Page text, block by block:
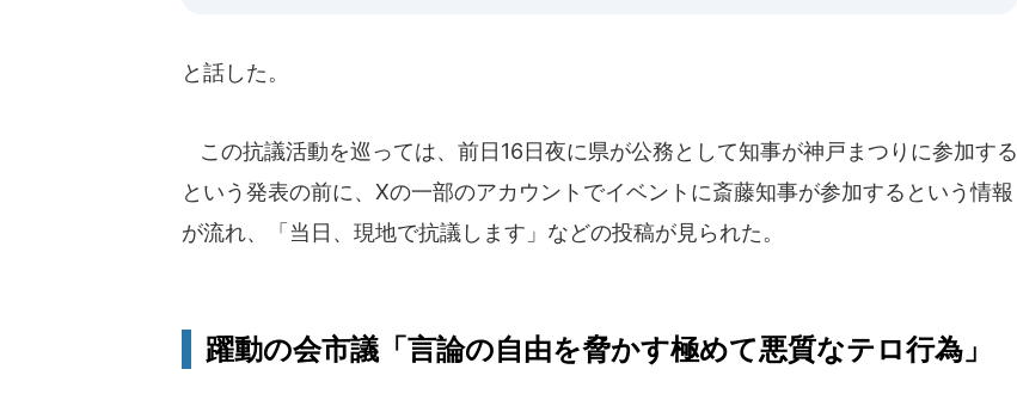
と話した。
この抗議活動を巡っては、前日16日夜に県が公務として知事が神戸まつりに参加する
という発表の前に、Xの一部のアカウントでイベントに斎藤知事が参加するという情報
が流れ、「当日、現地で抗議します」などの投稿が見られた。
躍動の会市議「言論の自由を脅かす極めて悪質なテロ行為」